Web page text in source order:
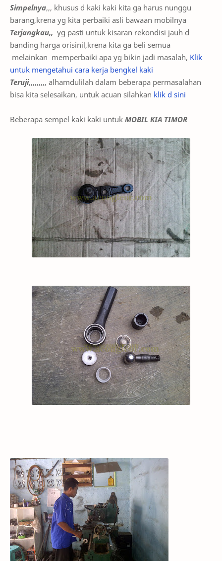
Simpelnya,,, khusus d kaki kaki kita ga harus nunggu
barang,krena yg kita perbaiki asli bawaan mobilnya
Terjangkau,, yg pasti untuk kisaran rekondisi jauh d
banding harga orisinil,krena kita ga beli semua
melainkan memperbaiki apa yg bikin jadi masalah, Klik
untuk mengetahui cara kerja bengkel kaki
Teruji,,,,,,,,, alhamdulilah dalam beberapa permasalahan
bisa kita selesaikan, untuk acuan silahkan klik d sini
Beberapa sempel kaki kaki untuk MOBIL KIA TIMOR